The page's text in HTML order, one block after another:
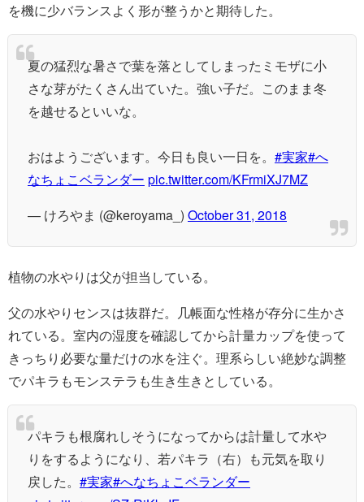
を機に少バランスよく形が整うかと期待した。
夏の猛烈な暑さで葉を落としてしまったミモザに小
さな芽がたくさん出ていた。強い子だ。このまま冬
を越せるといいな。
おはようございます。今日も良い一日を。 #実家#へ
なちょこベランダー pic.twitter.com/KFrmiXJ7MZ
— けろやま (@keroyama_) October 31, 2018
植物の水やりは父が担当している。
父の水やりセンスは抜群だ。几帳面な性格が存分に生かさ
れている。室内の湿度を確認してから計量カップを使って
きっちり必要な量だけの水を注ぐ。理系らしい絶妙な調整
でパキラもモンステラも生き生きとしている。
パキラも根腐れしそうになってからは計量して水や
りをするようになり、若パキラ（右）も元気を取り
戻した。 #実家#へなちょこベランダー